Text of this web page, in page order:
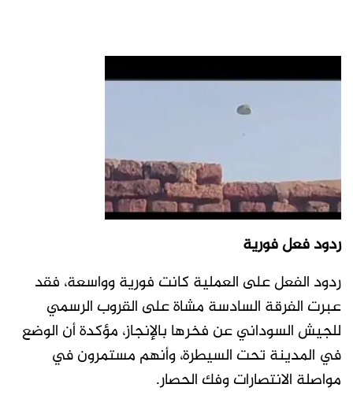
ردود فعل فورية
ردود الفعل على العملية كانت فورية وواسعة، فقد
عبرت الفرقة السادسة مشاة على القروب الرسمي
للجيش السوداني عن فخرها بالإنجاز، مؤكدة أن الوضع
في المدينة تحت السيطرة، وأنهم مستمرون في
مواصلة الانتصارات وفك الحصار.